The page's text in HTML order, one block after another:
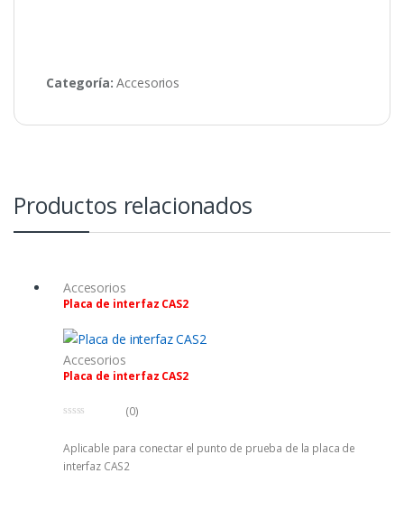
Categoría:Accesorios
Productos relacionados
Accesorios
Placa de interfaz CAS2
Accesorios
Placa de interfaz CAS2
u
r
(0)
Aplicable para conectar el punto de prueba de la placa de
interfaz CAS2